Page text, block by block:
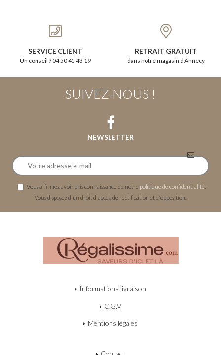
SERVICE CLIENT
Un conseil ? 04 50 45 43 19
RETRAIT GRATUIT
dans notre magasin d'Annecy
SUIVEZ-NOUS !
NEWSLETTER
Vous affirmez avoir pris connaissance de notre politique de confidentialité
Vous disposez d'un droit d'accès, de rectification et d'opposition.
Informations livraison
C.G.V
Mentions légales
Contact